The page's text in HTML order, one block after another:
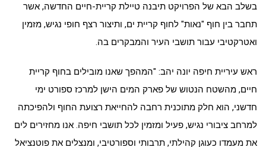
בשלב הבא של הפרויקט תיבנה טיילת קריית-חיים החדשה, אשר
תחבר בין חוף "נאות" לחוף קריית ים, ותיצור רצף חופי נגיש, מזמין
ואטרקטיבי עבור תושבי העיר והמבקרים בה.
ראש עיריית חיפה יונה יהב: "המהפך שאנו מובילים בחוף קריית
חיים, מהשטח הנטוש של פארק המים הישן למרכז ספורט ימי
חדשני, הוא חלק מתוכנית רחבה להחייאת רצועת החוף ולהפיכתה
למרחב ציבורי נגיש, פעיל ומזמין לכל תושבי חיפה. אנו מחזירים לים
את מעמדו כעוגן קהילתי, תרבותי וספורטיבי, ומנצלים את פוטנציאל